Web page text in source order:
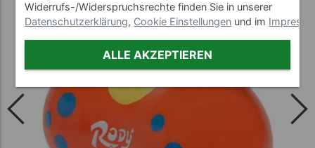
Widerrufs-/Widerspruchsrechte finden Sie in unserer
Datenschutzerklärung, Cookie Einstellungen und im
ALLE AKZEPTIEREN